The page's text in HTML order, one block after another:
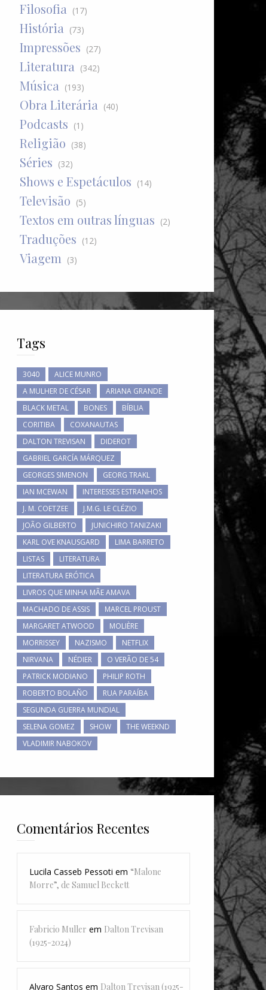
Filosofia (17)
História (73)
Impressões (27)
Literatura (342)
Música (193)
Obra Literária (40)
Podcasts (1)
Religião (38)
Séries (32)
Shows e Espetáculos (14)
Televisão (5)
Textos em outras línguas (2)
Traduções (12)
Viagem (3)
Tags
3040
ALICE MUNRO
A MULHER DE CÉSAR
ARIANA GRANDE
BLACK METAL
BONES
BÍBLIA
CORITIBA
COXANAUTAS
DALTON TREVISAN
DIDEROT
GABRIEL GARCÍA MÁRQUEZ
GEORGES SIMENON
GEORG TRAKL
IAN MCEWAN
INTERESSES ESTRANHOS
J. M. COETZEE
J.M.G. LE CLÉZIO
JOÃO GILBERTO
JUNICHIRO TANIZAKI
KARL OVE KNAUSGARD
LIMA BARRETO
LISTAS
LITERATURA
LITERATURA ERÓTICA
LIVROS QUE MINHA MÃE AMAVA
MACHADO DE ASSIS
MARCEL PROUST
MARGARET ATWOOD
MOLIÈRE
MORRISSEY
NAZISMO
NETFLIX
NIRVANA
NÉDIER
O VERÃO DE 54
PATRICK MODIANO
PHILIP ROTH
ROBERTO BOLAÑO
RUA PARAÍBA
SEGUNDA GUERRA MUNDIAL
SELENA GOMEZ
SHOW
THE WEEKND
VLADIMIR NABOKOV
Comentários Recentes
Lucila Casseb Pessoti em “Malone
Morre”, de Samuel Beckett
Fabricio Muller em Dalton Trevisan
(1925-2024)
Alvaro Santos em Dalton Trevisan (1925-